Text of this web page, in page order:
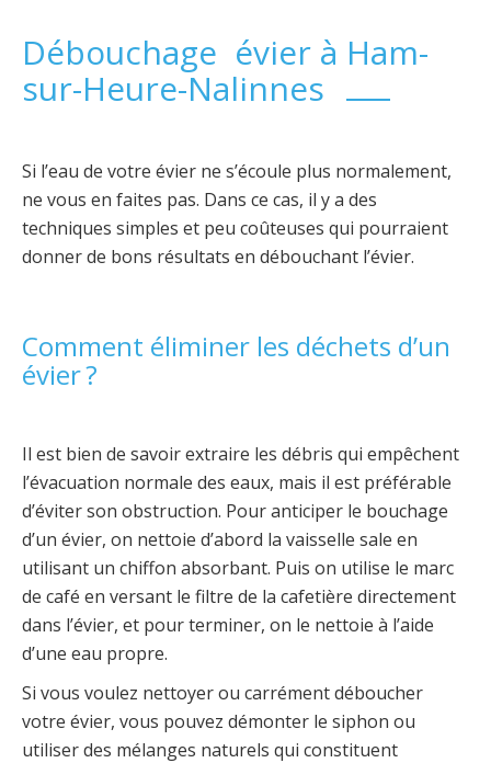
Débouchage évier à Ham-
sur-Heure-Nalinnes
Si l’eau de votre évier ne s’écoule plus normalement,
ne vous en faites pas. Dans ce cas, il y a des
techniques simples et peu coûteuses qui pourraient
donner de bons résultats en débouchant l’évier.
Comment éliminer les déchets d’un
évier ?
Il est bien de savoir extraire les débris qui empêchent
l’évacuation normale des eaux, mais il est préférable
d’éviter son obstruction. Pour anticiper le bouchage
d’un évier, on nettoie d’abord la vaisselle sale en
utilisant un chiffon absorbant. Puis on utilise le marc
de café en versant le filtre de la cafetière directement
dans l’évier, et pour terminer, on le nettoie à l’aide
d’une eau propre.
Si vous voulez nettoyer ou carrément déboucher
votre évier, vous pouvez démonter le siphon ou
utiliser des mélanges naturels qui constituent